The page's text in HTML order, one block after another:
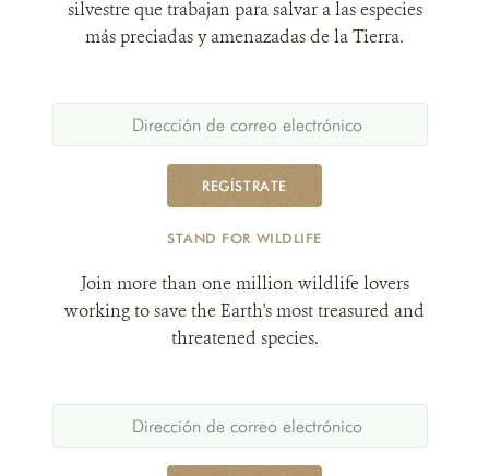
silvestre que trabajan para salvar a las especies
más preciadas y amenazadas de la Tierra.
REGÍSTRATE
STAND FOR WILDLIFE
Join more than one million wildlife lovers
working to save the Earth's most treasured and
threatened species.